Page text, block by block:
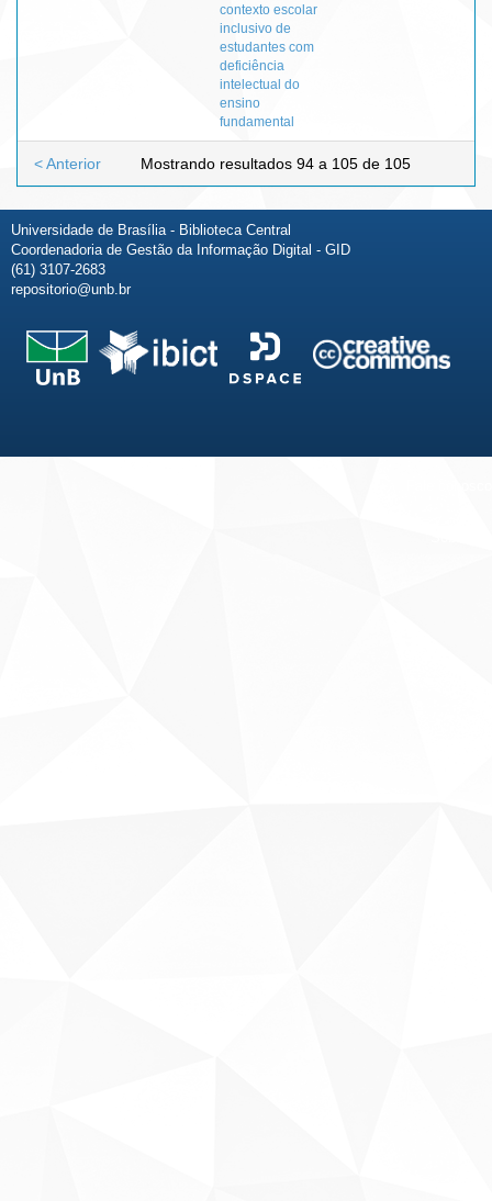
contexto escolar
inclusivo de
estudantes com
deficiência
intelectual do
ensino
fundamental
Mostrando resultados 94 a 105 de 105
< Anterior
Universidade de Brasília - Biblioteca Central
Coordenadoria de Gestão da Informação Digital - GID
(61) 3107-2683
repositorio@unb.br